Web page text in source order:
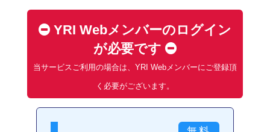
YRI Webメンバーのログイン
が必要です
当サービスご利用の場合は、YRI Webメンバーにご登録頂
く必要がございます。